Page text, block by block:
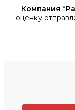
Компания
оценку